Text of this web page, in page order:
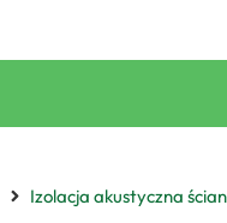
Izolacja akustyczna ścian